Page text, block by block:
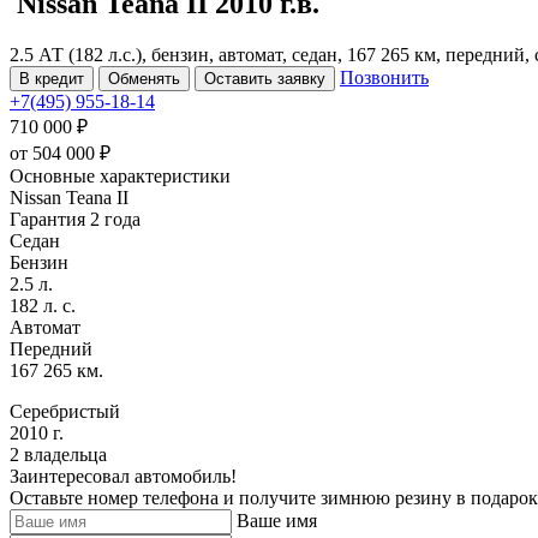
2.5 АТ (182 л.с.), бензин, автомат, седан, 167 265 км, передний,
В кредит Обменять Оставить заявку
Позвонить
+7(495) 955-18-14
710 000 ₽
от 504 000 ₽
Основные характеристики
Nissan Teana II
Гарантия 2 года
Седан
Бензин
2.5 л.
182 л. с.
Автомат
Передний
167 265 км.
Серебристый
2010 г.
2 владельца
Заинтересовал автомобиль!
Оставьте номер телефона и получите зимнюю резину в
Ваше имя